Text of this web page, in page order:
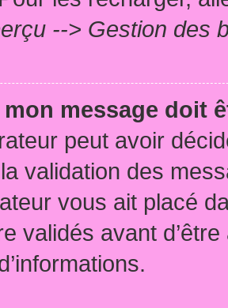
--> Gestion des
message doit
peut avoir
validation des
vous ait placé
validés avant